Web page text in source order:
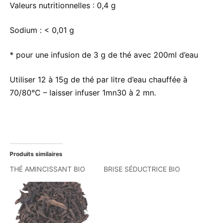
Valeurs nutritionnelles : 0,4 g
Sodium : < 0,01 g
* pour une infusion de 3 g de thé avec 200ml d’eau
Utiliser 12 à 15g de thé par litre d’eau chauffée à
70/80°C – laisser infuser 1mn30 à 2 mn.
Produits similaires
THÉ AMINCISSANT BIO BRISE SÉDUCTRICE BIO